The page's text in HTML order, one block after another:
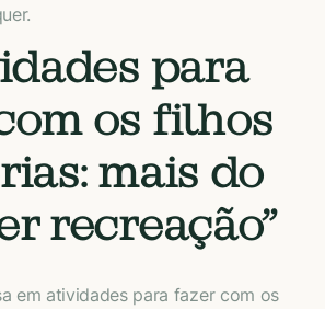
para
os filhos
mais do
recreação”
em atividades para fazer com os